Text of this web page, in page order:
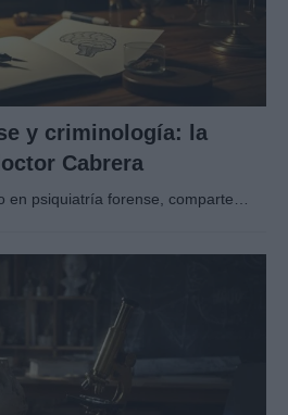
y criminología: la
Cabrera
en psiquiatría forense, comparte…